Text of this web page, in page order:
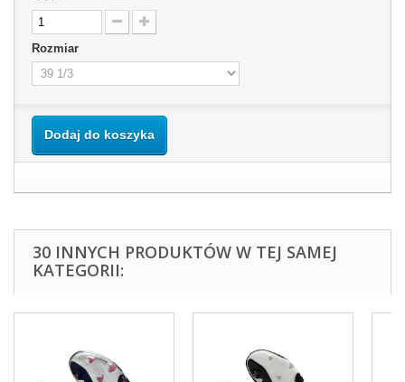
Rozmiar
Dodaj do koszyka
30 INNYCH PRODUKTÓW W TEJ SAMEJ
KATEGORII: